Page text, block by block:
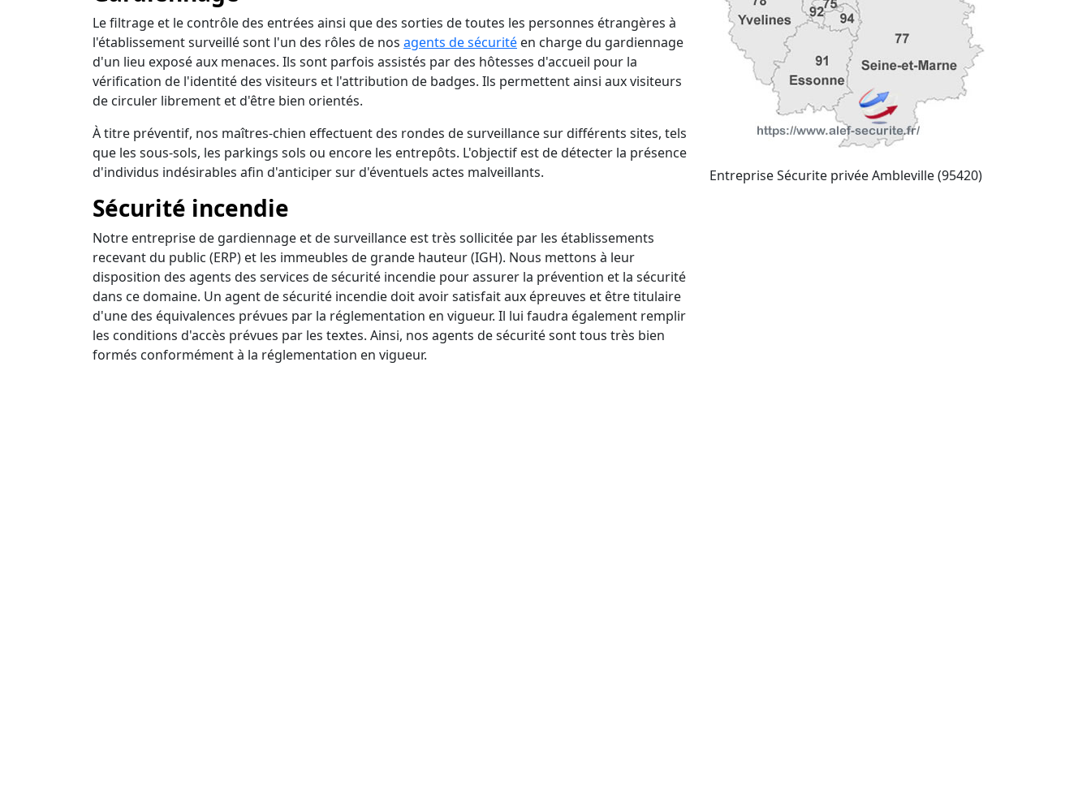
Le filtrage et le contrôle des entrées ainsi que des sorties de toutes les personnes étrangères à
l'établissement surveillé sont l'un des rôles de nos agents de sécurité en charge du gardiennage
d'un lieu exposé aux menaces. Ils sont parfois assistés par des hôtesses d'accueil pour la
vérification de l'identité des visiteurs et l'attribution de badges. Ils permettent ainsi aux visiteurs
de circuler librement et d'être bien orientés.
À titre préventif, nos maîtres-chien effectuent des rondes de surveillance sur différents sites, tels
que les sous-sols, les parkings sols ou encore les entrepôts. L'objectif est de détecter la présence
d'individus indésirables afin d'anticiper sur d'éventuels actes malveillants.
Sécurité incendie
Notre entreprise de gardiennage et de surveillance est très sollicitée par les établissements
recevant du public (ERP) et les immeubles de grande hauteur (IGH). Nous mettons à leur
disposition des agents des services de sécurité incendie pour assurer la prévention et la sécurité
dans ce domaine. Un agent de sécurité incendie doit avoir satisfait aux épreuves et être titulaire
d'une des équivalences prévues par la réglementation en vigueur. Il lui faudra également remplir
les conditions d'accès prévues par les textes. Ainsi, nos agents de sécurité sont tous très bien
formés conformément à la réglementation en vigueur.
Entreprise Sécurite privée Ambleville (95420)